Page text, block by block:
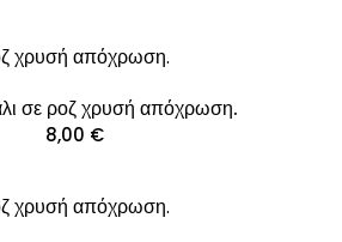
σε ροζ χρυσή απόχρωση.
8,00 €